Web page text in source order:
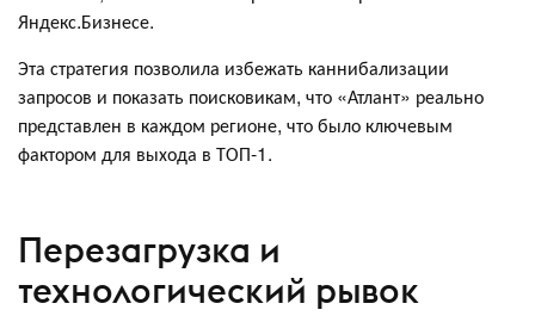
Яндекс.Бизнесе.
Эта стратегия позволила избежать каннибализации
запросов и показать поисковикам, что «Атлант» реально
представлен в каждом регионе, что было ключевым
фактором для выхода в ТОП-1.
Перезагрузка и
технологический рывок